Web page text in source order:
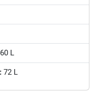
L
72 L